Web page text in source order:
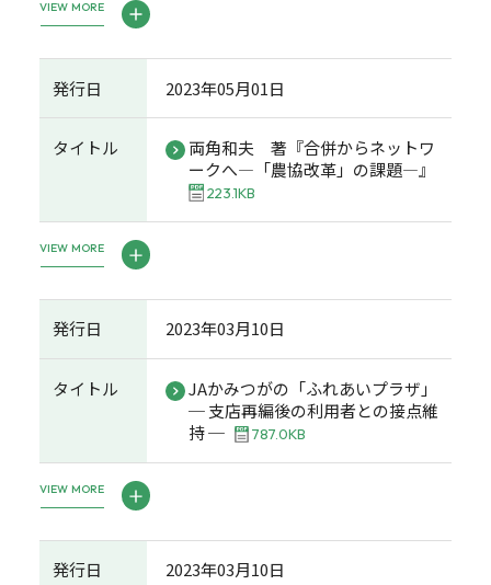
VIEW MORE
発行日 2023年05月01日
タイトル
両角和夫 著『合併からネットワ
ークへ―「農協改革」の課題―』
223.1KB
VIEW MORE
発行日 2023年03月10日
タイトル
JAかみつがの「ふれあいプラザ」
─ 支店再編後の利用者との接点維
持 ─
787.0KB
VIEW MORE
発行日 2023年03月10日